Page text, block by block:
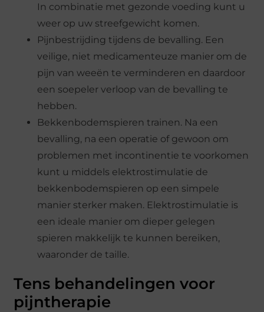
In combinatie met gezonde voeding kunt u
weer op uw streefgewicht komen.
Pijnbestrijding tijdens de bevalling. Een
veilige, niet medicamenteuze manier om de
pijn van weeën te verminderen en daardoor
een soepeler verloop van de bevalling te
hebben.
Bekkenbodemspieren trainen. Na een
bevalling, na een operatie of gewoon om
problemen met incontinentie te voorkomen
kunt u middels elektrostimulatie de
bekkenbodemspieren op een simpele
manier sterker maken. Elektrostimulatie is
een ideale manier om dieper gelegen
spieren makkelijk te kunnen bereiken,
waaronder de taille.
Tens behandelingen voor
pijntherapie